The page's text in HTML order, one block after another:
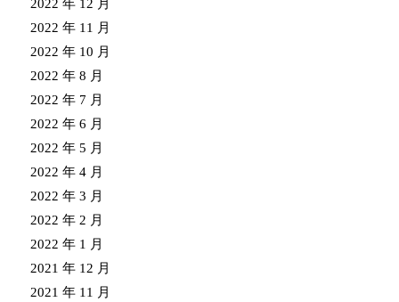
2022 年 12 月
2022 年 11 月
2022 年 10 月
2022 年 8 月
2022 年 7 月
2022 年 6 月
2022 年 5 月
2022 年 4 月
2022 年 3 月
2022 年 2 月
2022 年 1 月
2021 年 12 月
2021 年 11 月